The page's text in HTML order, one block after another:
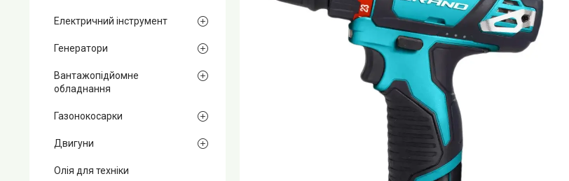
Електричний інструмент
Генератори
Вантажопідйомне
обладнання
Газонокосарки
Двигуни
Олія для техніки